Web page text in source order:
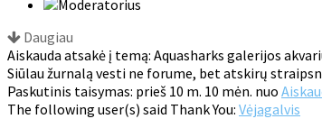
Daugiau
Aiskauda atsakė į temą: Aquasharks galerijos
Siūlau žurnalą vesti ne forume, bet atskirų
Paskutinis taisymas: prieš 10 m. 10 mėn. nuo
The following user(s) said Thank You: Vėjagalvis